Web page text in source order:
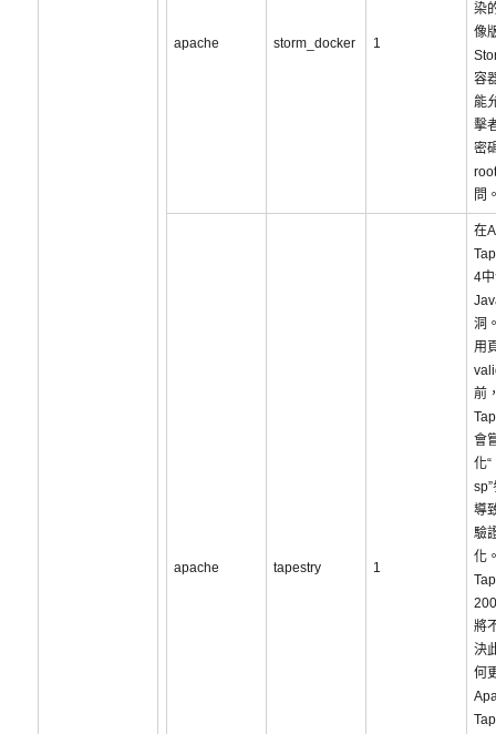
apache storm_docker 1
染
像
容
能
擊
密
問
apache tapestry 1
在
4
洞
用
前
會
化“
導
驗
化
將
決
何